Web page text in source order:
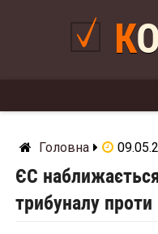
Головна
ЄС
трибуналу